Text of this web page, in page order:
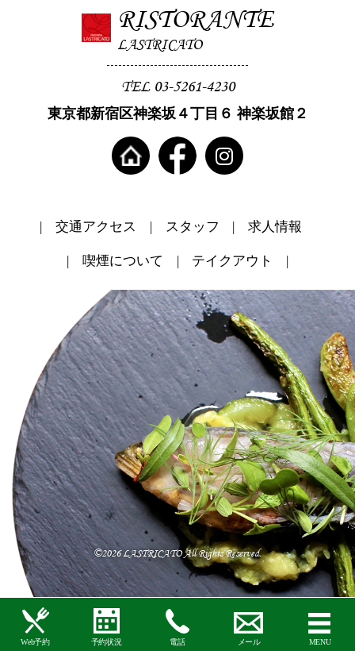
RISTORANTE
LASTRICATO
TEL 03-5261-4230
東京都新宿区神楽坂４丁目６ 神楽坂館２
交通アクセス スタッフ 求人情報
喫煙について テイクアウト
©2026 LASTRICATO All Rights Reserved.
Web予約 予約状況 電話 メール MENU